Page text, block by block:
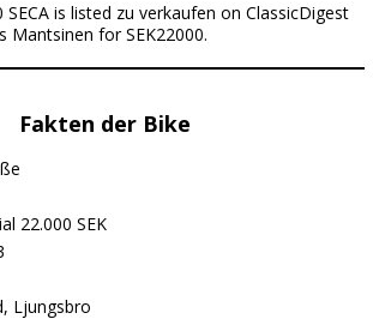
SECA is listed zu verkaufen on ClassicDigest
Mantsinen for SEK22000.
Fakten der Bike
22.000 SEK
Ljungsbro